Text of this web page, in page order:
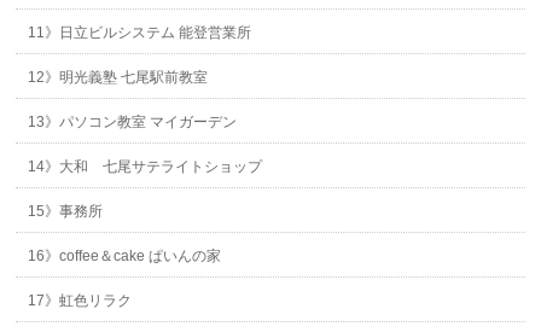
11》日立ビルシステム 能登営業所
12》明光義塾 七尾駅前教室
13》パソコン教室 マイガーデン
14》大和 七尾サテライトショップ
15》事務所
16》coffee＆cake ぱいんの家
17》虹色リラク